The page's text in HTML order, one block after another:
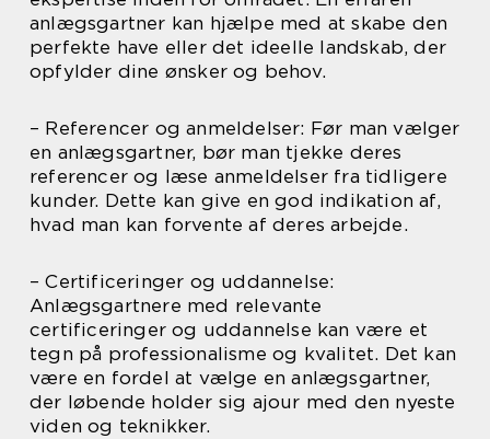
anlægsgartner kan hjælpe med at skabe den
perfekte have eller det ideelle landskab, der
opfylder dine ønsker og behov.
– Referencer og anmeldelser: Før man vælger
en anlægsgartner, bør man tjekke deres
referencer og læse anmeldelser fra tidligere
kunder. Dette kan give en god indikation af,
hvad man kan forvente af deres arbejde.
– Certificeringer og uddannelse:
Anlægsgartnere med relevante
certificeringer og uddannelse kan være et
tegn på professionalisme og kvalitet. Det kan
være en fordel at vælge en anlægsgartner,
der løbende holder sig ajour med den nyeste
viden og teknikker.